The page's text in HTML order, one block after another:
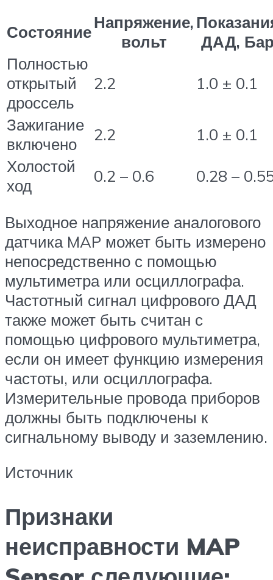
СостояниеНапряжение,
вольт
ДАД,
Полностью
открытый
дроссель
2.2 1.0 ± 0.1
Зажигание
включено
2.2
1.0 ± 0.1
Холостой
ход
0.2 – 0.6 0.28 –
Выходное напряжение аналогового
датчика MAP может быть измерено
непосредственно с помощью
мультиметра или осциллографа.
Частотный сигнал цифрового ДАД
также может быть считан с
помощью цифрового мультиметра,
если он имеет функцию измерения
частоты, или осциллографа.
Измерительные провода приборов
должны быть подключены к
сигнальному выводу и заземлению.
Источник
Признаки
неисправности MAP